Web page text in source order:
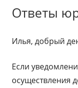
Ответы
Илья, добрый
Если
осуществления